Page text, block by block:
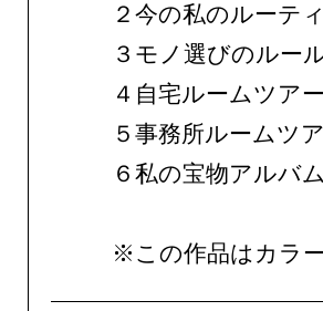
２今の私のルーテ
３モノ選びのルー
４自宅ルームツアー
５事務所ルームツ
６私の宝物アルバム
※この作品はカラ